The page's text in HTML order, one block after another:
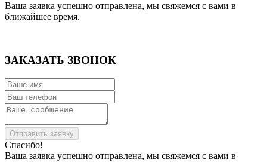
Ваша заявка успешно отправлена, мы свяжемся с вами в
ближайшее время.
ЗАКАЗАТЬ ЗВОНОК
Отправить заявку
Спасибо!
Ваша заявка успешно отправлена, мы свяжемся с вами в